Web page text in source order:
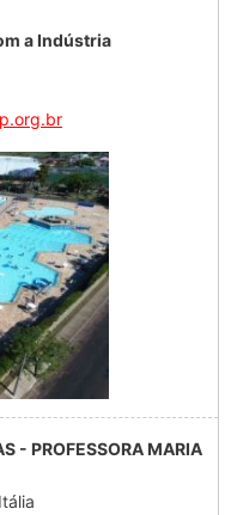
a Indústria
- PROFESSORA MARIA